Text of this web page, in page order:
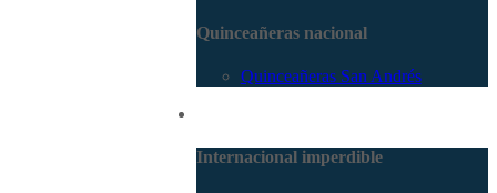
Quinceañeras nacional
Quinceañeras San Andrés
Internacional imperdible